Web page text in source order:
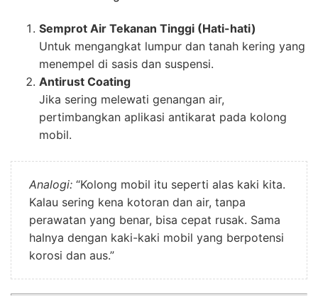
Semprot Air Tekanan Tinggi (Hati-hati)
Untuk mengangkat lumpur dan tanah kering yang
menempel di sasis dan suspensi.
Antirust Coating
Jika sering melewati genangan air,
pertimbangkan aplikasi antikarat pada kolong
mobil.
Analogi: “Kolong mobil itu seperti alas kaki kita.
Kalau sering kena kotoran dan air, tanpa
perawatan yang benar, bisa cepat rusak. Sama
halnya dengan kaki-kaki mobil yang berpotensi
korosi dan aus.”